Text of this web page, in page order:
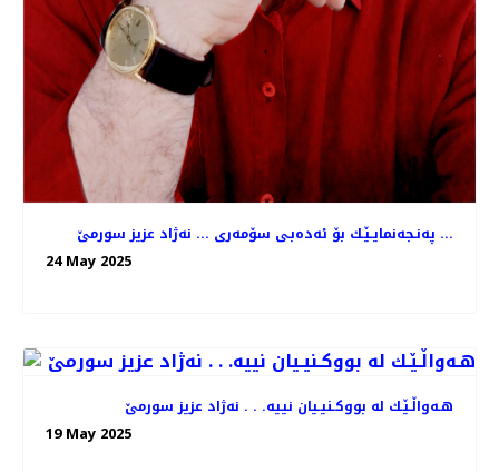
په‌نـجه‌نمایـێـك بۆ ئه‌ده‌بـی سۆمه‌ری ... نه‌ژاد عزیز سورمێ ...
24 May 2025
هـه‌واڵـێـك له‌ بووكـنیـیان نییه‌. . . نه‌ژاد عزیز سورمێ
19 May 2025